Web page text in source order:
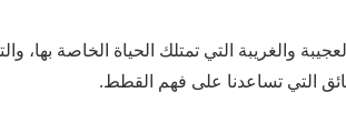
والغريبة التي تمتلك الحياة الخاصة
التي تساعدنا على فهم القطط.